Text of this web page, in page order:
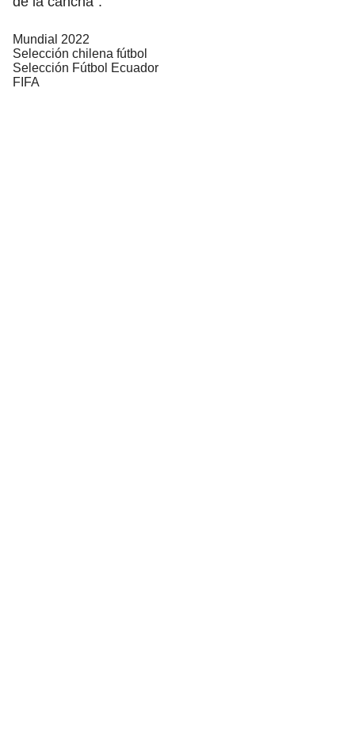
Mundial 2022
Selección chilena fútbol
Selección Fútbol Ecuador
FIFA